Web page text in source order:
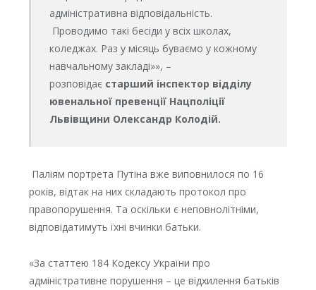
адміністративна відповідальність.
Проводимо такі бесіди у всіх школах,
коледжах. Раз у місяць буваємо у кожному
навчальному закладі»», –
розповідає старший інспектор відділу
ювенальної превенції Нацполіції
Львівщини Олександр Колодій.
Паліям портрета Путіна вже виповнилося по 16
років, відтак на них складають протокол про
правопорушення. Та оскільки є неповнолітніми,
відповідатимуть їхні вчинки батьки.
«За статтею 184 Кодексу України про
адміністративне порушення – це відхилення батьків